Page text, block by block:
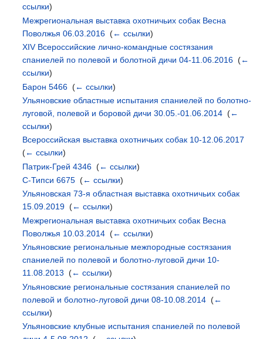
ссылки)
Межрегиональная выставка охотничьих собак Весна
Поволжья 06.03.2016 ‎(← ссылки)
XIV Всероссийские лично-командные состязания
спаниелей по полевой и болотной дичи 04-11.06.2016 ‎(←
ссылки)
Барон 5466 ‎(← ссылки)
Ульяновские областные испытания спаниелей по болотно-
луговой, полевой и боровой дичи 30.05.-01.06.2014 ‎(←
ссылки)
Всероссийская выставка охотничьих собак 10-12.06.2017
(← ссылки)
Патрик-Грей 4346 ‎(← ссылки)
С-Типси 6675 ‎(← ссылки)
Ульяновская 73-я областная выставка охотничьих собак
15.09.2019 ‎(← ссылки)
Межрегиональная выставка охотничьих собак Весна
Поволжья 10.03.2014 ‎(← ссылки)
Ульяновские региональные межпородные состязания
спаниелей по полевой и болотно-луговой дичи 10-
11.08.2013 ‎(← ссылки)
Ульяновские региональные состязания спаниелей по
полевой и болотно-луговой дичи 08-10.08.2014 ‎(←
ссылки)
Ульяновские клубные испытания спаниелей по полевой